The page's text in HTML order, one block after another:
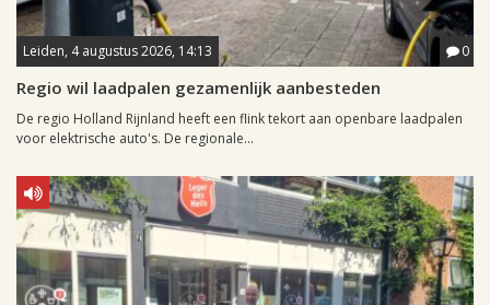
Leiden, 4 augustus 2026, 14:13 0
Regio wil laadpalen gezamenlijk aanbesteden
De regio Holland Rijnland heeft een flink tekort aan openbare laadpalen
voor elektrische auto's. De regionale...